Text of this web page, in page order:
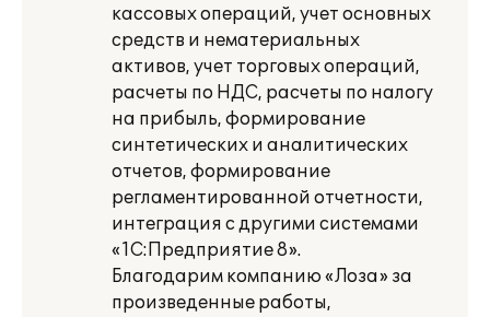
кассовых операций, учет основных
средств и нематериальных
активов, учет торговых операций,
расчеты по НДС, расчеты по налогу
на прибыль, формирование
синтетических и аналитических
отчетов, формирование
регламентированной отчетности,
интеграция с другими системами
«1С:Предприятие 8».
Благодарим компанию «Лоза» за
произведенные работы,